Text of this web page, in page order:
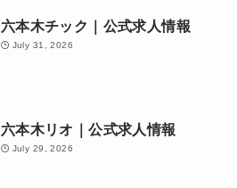
六本木チック｜公式求人情報
July 31, 2026
六本木リオ｜公式求人情報
July 29, 2026